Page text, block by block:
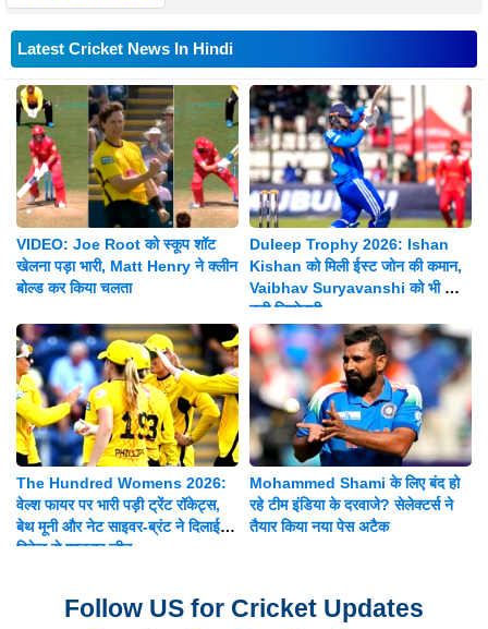
Latest Cricket News In Hindi
VIDEO: Joe Root को स्कूप शॉट
खेलना पड़ा भारी, Matt Henry ने क्लीन
बोल्ड कर किया चलता
Duleep Trophy 2026: Ishan
Kishan को मिली ईस्ट जोन की कमान,
Vaibhav Suryavanshi को भी मिली
बड़ी जिम्मेदारी
The Hundred Womens 2026:
वेल्श फायर पर भारी पड़ी ट्रेंट रॉकेट्स,
बेथ मूनी और नेट साइवर-ब्रंट ने दिलाई 8
विकेट से शानदार जीत
Mohammed Shami के लिए बंद हो
रहे टीम इंडिया के दरवाजे? सेलेक्टर्स ने
तैयार किया नया पेस अटैक
Follow US for Cricket Updates